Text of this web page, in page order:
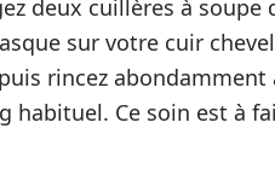
deux cuillères à soupe
sur votre cuir
rincez abondamment
habituel. Ce soin est à